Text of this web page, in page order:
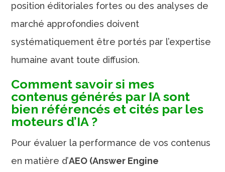
position éditoriales fortes ou des analyses de
marché approfondies doivent
systématiquement être portés par l’expertise
humaine avant toute diffusion.
Comment savoir si mes
contenus générés par IA sont
bien référencés et cités par les
moteurs d’IA ?
Pour évaluer la performance de vos contenus
en matière d’AEO (Answer Engine